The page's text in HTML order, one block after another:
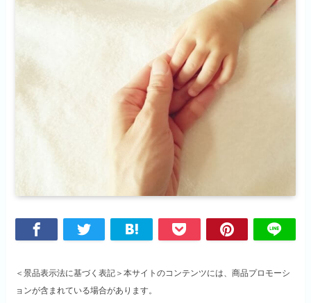
＜景品表示法に基づく表記＞本サイトのコンテンツには、商品プロモーシ
ョンが含まれている場合があります。